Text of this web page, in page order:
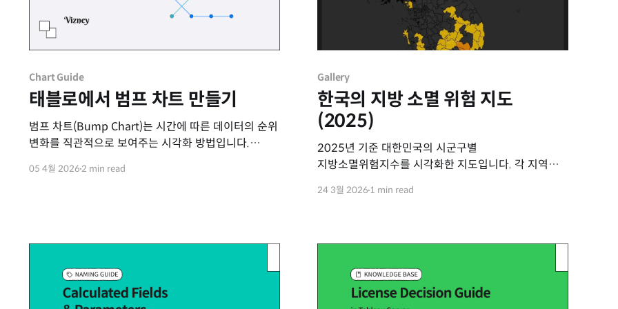
Chart Guide
태블로에서 범프 차트 만들기
범프 차트(Bump Chart)는 시간에 따른 데이터의 순위
변화를 직관적으로 보여주는 시각화 방법입니다.
경쟁이나 흐름을 파악하는 데 매우 효과적입니다.
측정값에 퀵 테이블
05 4월 20262 min read
Gallery
한국의 지방 소멸 위험 지도
(2025)
2025년 기준 대한민국의 시군구별
지방소멸위험지수를 시각화한 지도입니다. 각 지역의
직면한 인구 감소 및 지역 소멸 위기의 지리적 분포를
정책과제
24 3월 20261 min read